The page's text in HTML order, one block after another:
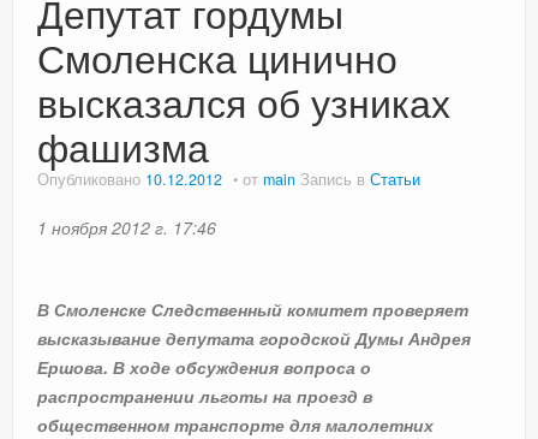
Депутат гордумы
Смоленска цинично
высказался об узниках
фашизма
Опубликовано 10.12.2012 от main Запись в Статьи
1 ноября 2012 г. 17:46
В Смоленске Следственный комитет проверяет
высказывание депутата городской Думы Андрея
Ершова. В ходе обсуждения вопроса о
распространении льготы на проезд в
общественном транспорте для малолетних